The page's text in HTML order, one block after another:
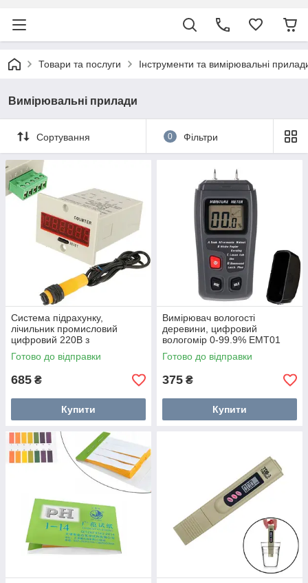
Товари та послуги Інструменти та вимірювальні
Вимірювальні прилади
Сортування 0 Фільтри
Система підрахунку,
лічильник промисловий
цифровий 220В з
фотодатчиком
Готово до відправки
685 ₴
Купити
Вимірювач вологості
деревини, цифровий
вологомір 0-99.9% EMT01
MT-10
Готово до відправки
375 ₴
Купити